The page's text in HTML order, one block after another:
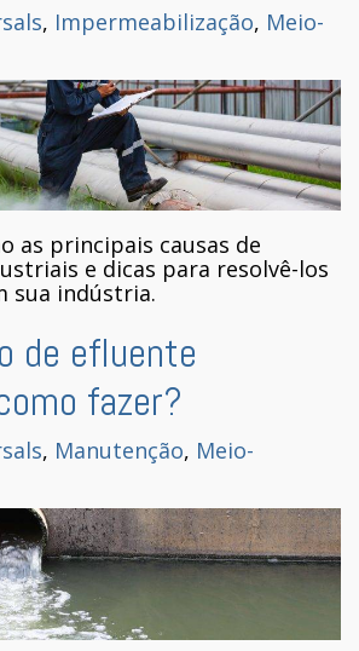
, Impermeabilização, Meio-
as principais causas de
e dicas para resolvê-los
sua indústria.
de efluente
fazer?
, Manutenção, Meio-